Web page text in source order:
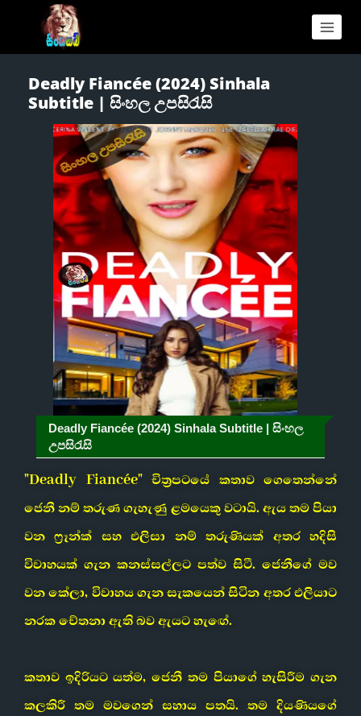
Deadly Fiancée (2024) Sinhala
Subtitle | සිංහල උපසිරැසි
Deadly Fiancée (2024) Sinhala Subtitle | සිංහල
උපසිරැසි
"Deadly Fiancée" චිත්‍රපටයේ කතාව ගෙතෙන්නේ
ජෙනී නම් තරුණ ගැහැණු ළමයෙකු වටායි. ඇය තම පියා
වන ෆ්‍රෑන්ක් සහ එලිසා නම් තරුණියක් අතර හදිසි
විවාහයක් ගැන කනස්සල්ලට පත්ව සිටී. ජෙනීගේ මව
වන කේලා, විවාහය ගැන සැකයෙන් සිටින අතර එලියාට
නරක චේතනා ඇති බව ඇයට හැඟේ.
කතාව ඉදිරියට යත්ම, ජෙනී තම පියාගේ හැසිරීම ගැන
කලකිරී තම මවගෙන් සහාය පතයි. තම දියණියගේ